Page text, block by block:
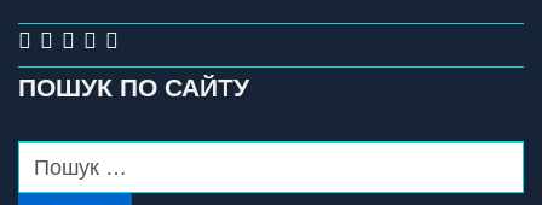
ПОШУК ПО САЙТУ